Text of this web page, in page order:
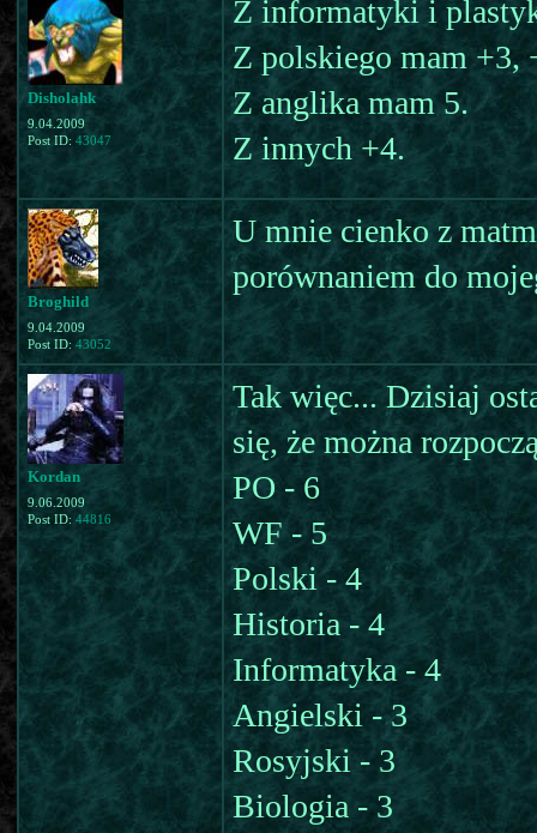
Disholahk
9.04.2009
Post ID: 43047
Z informatyki i
Z polskiego mam +3,
Z anglika mam 5.
Z innych +4.
Broghild
9.04.2009
Post ID: 43052
U mnie cienko z
porównaniem do
Kordan
9.06.2009
Post ID: 44816
Tak więc... Dzisiaj
się, że można
PO - 6
WF - 5
Polski - 4
Historia - 4
Informatyka - 4
Angielski - 3
Rosyjski - 3
Biologia - 3